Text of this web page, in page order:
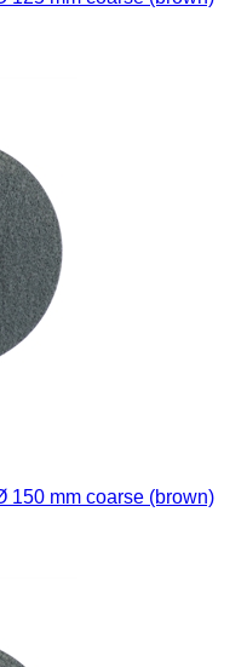
mm coarse (brown)